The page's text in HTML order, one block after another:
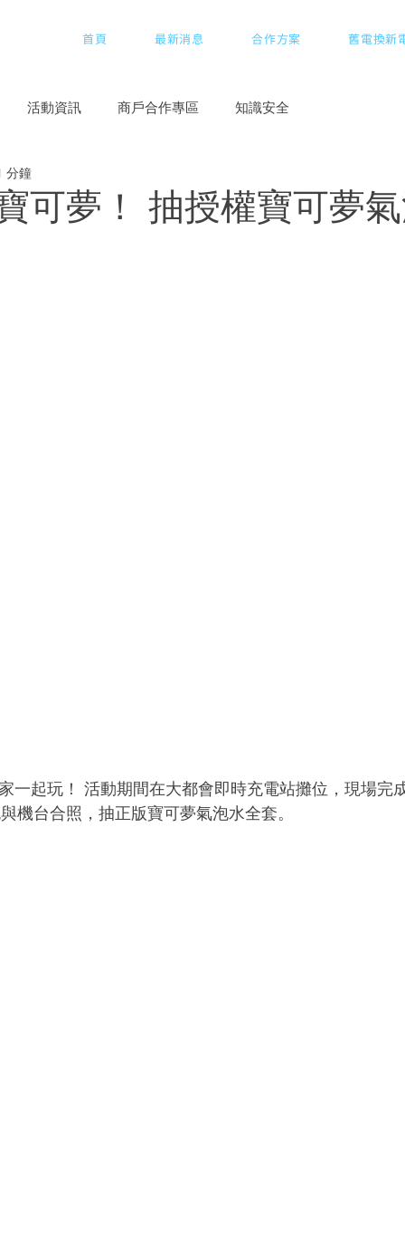
首頁 最新消息 合作方案 舊電換新
活動資訊 商戶合作專區 知識安全
可夢！ 抽授權寶可夢
分鐘
一起玩！ 活動期間在大都會即時充電站攤位，現場完
機台合照，抽正版寶可夢氣泡水全套。